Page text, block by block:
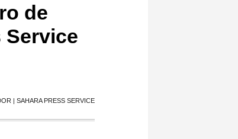
de
Service
| SAHARA PRESS SERVICE